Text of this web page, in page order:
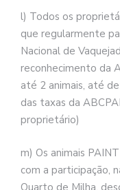
l) Todos os
que regularmente
Nacional de
reconhecimento da
até 2 animais, até
das taxas da
proprietário)
m) Os animais
com a participação,
Quarto de Milha,